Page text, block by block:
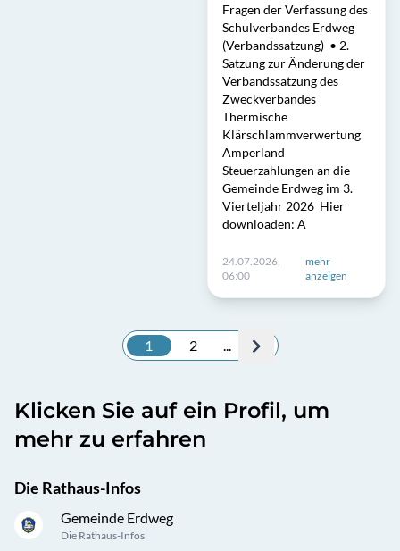
Fragen der Verfassung des
Schulverbandes Erdweg
(Verbandssatzung) • 2.
Satzung zur Änderung der
Verbandssatzung des
Zweckverbandes
Thermische
Klärschlammverwertung
Amperland
Steuerzahlungen an die
Gemeinde Erdweg im 3.
Vierteljahr 2026 Hier
downloaden: A
24.07.2026,
06:00
mehr
anzeigen
1 2 ...
Klicken Sie auf ein Profil, um
mehr zu erfahren
Die Rathaus-Infos
Gemeinde Erdweg
Die Rathaus-Infos